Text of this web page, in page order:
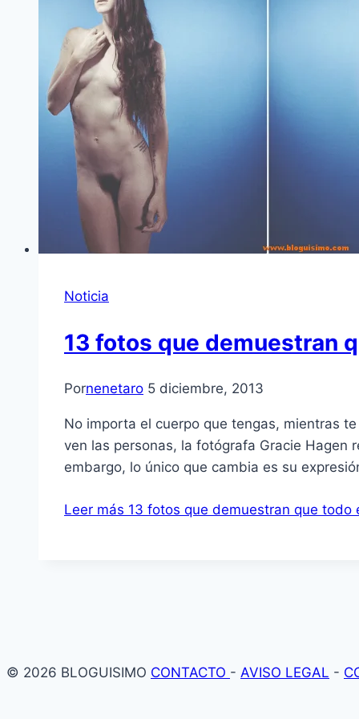
Noticia
13 fotos que demuestran
Pornenetaro 5 diciembre, 2013
No importa el cuerpo que tengas, mientras
ven las personas, la fotógrafa Gracie Hagen
embargo, lo único que cambia es su
Leer más 13 fotos que demuestran que todo
© 2026 BLOGUISIMO CONTACTO - AVISO LEGAL -